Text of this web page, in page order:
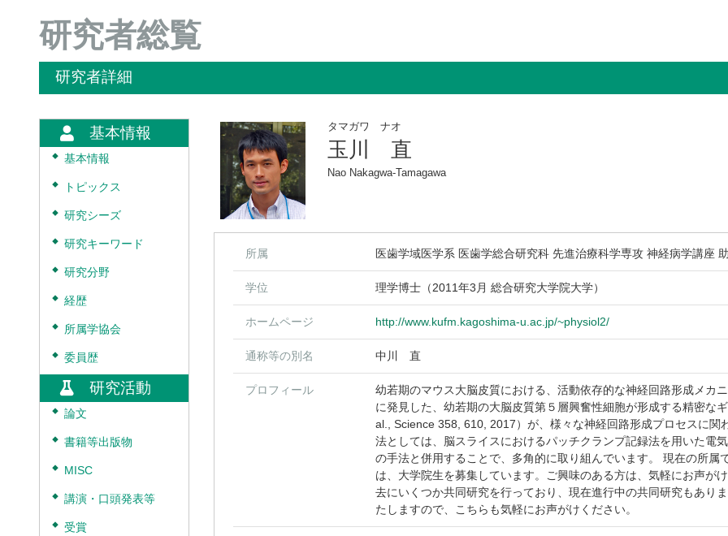
研究者総覧
研究者詳細
基本情報
◆ 基本情報
◆ トピックス
◆ 研究シーズ
◆ 研究キーワード
◆ 研究分野
◆ 経歴
◆ 所属学協会
◆ 委員歴
研究活動
◆ 論文
◆ 書籍等出版物
◆ MISC
◆ 講演・口頭発表等
◆ 受賞
タマガワ ナオ
玉川 直
Nao Nakagwa-Tamagawa
所属 医歯学域医学系 医歯学総合研究科 先進治療科学専攻 神経病学講座
学位 理学博士（2011年3月 総合研究大学院大学）
ホームページ http://www.kufm.kagoshima-u.ac.jp/~physiol2/
通称等の別名 中川 直
プロフィール
幼若期のマウス大脳皮質における、活動依存的な神経回路形成メカ
に発見した、幼若期の大脳皮質第５層興奮性細胞が形成する精密な
al., Science 358, 610, 2017）が、様々な神経回路形成プロセスに
法としては、脳スライスにおけるパッチクランプ記録法を用いた電
の手法と併用することで、多角的に取り組んでいます。 現在の所
は、大学院生を募集しています。ご興味のある方は、気軽にお声が
去にいくつか共同研究を行っており、現在進行中の共同研究もあり
たしますので、こちらも気軽にお声がけください。